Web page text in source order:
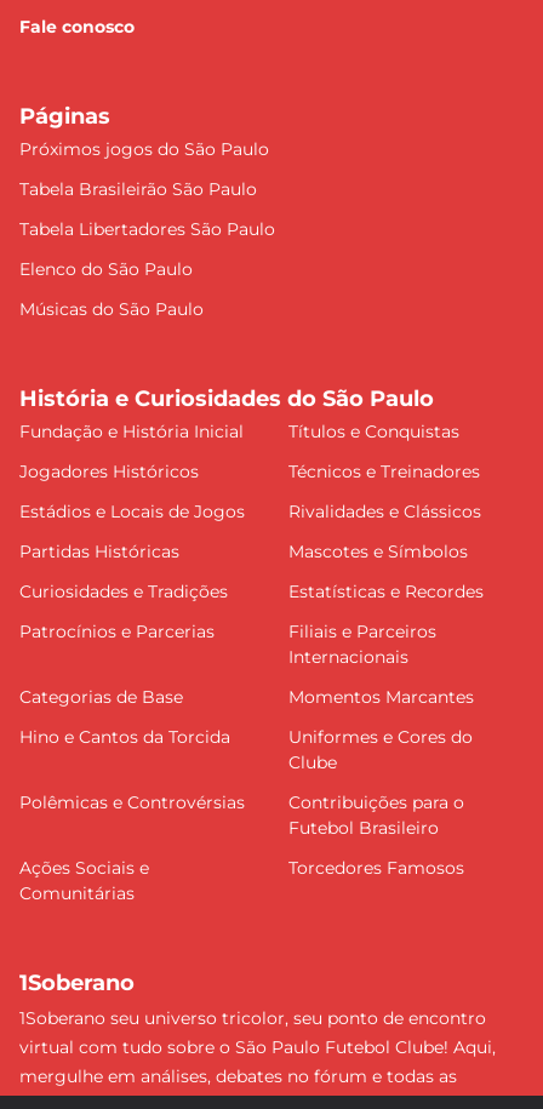
Fale conosco
Páginas
Próximos jogos do São Paulo
Tabela Brasileirão São Paulo
Tabela Libertadores São Paulo
Elenco do São Paulo
Músicas do São Paulo
História e Curiosidades do São Paulo
Fundação e História Inicial
Títulos e Conquistas
Jogadores Históricos
Técnicos e Treinadores
Estádios e Locais de Jogos
Rivalidades e Clássicos
Partidas Históricas
Mascotes e Símbolos
Curiosidades e Tradições
Estatísticas e Recordes
Patrocínios e Parcerias
Filiais e Parceiros
Internacionais
Categorias de Base
Momentos Marcantes
Hino e Cantos da Torcida
Uniformes e Cores do
Clube
Polêmicas e Controvérsias
Contribuições para o
Futebol Brasileiro
Ações Sociais e
Comunitárias
Torcedores Famosos
1Soberano
1Soberano seu universo tricolor, seu ponto de encontro
virtual com tudo sobre o São Paulo Futebol Clube! Aqui,
mergulhe em análises, debates no fórum e todas as